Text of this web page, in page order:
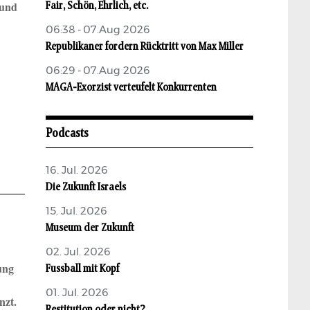
Fair, Schön, Ehrlich, etc.
06:38 - 07.Aug 2026
Republikaner fordern Rücktritt von Max Miller
06:29 - 07.Aug 2026
MAGA-Exorzist verteufelt Konkurrenten
Podcasts
16. Jul. 2026
Die Zukunft Israels
15. Jul. 2026
Museum der Zukunft
02. Jul. 2026
Fussball mit Kopf
01. Jul. 2026